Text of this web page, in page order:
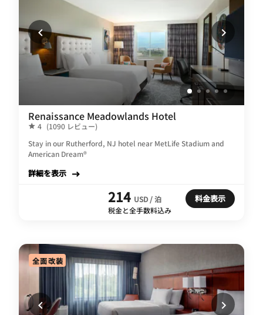
Renaissance Meadowlands Hotel
4 (1090 レビュー)
Stay in our Rutherford, NJ hotel near MetLife Stadium and
American Dream®
詳細を表示
214 USD / 泊
税金と全手数料込み
料金表示
全面改装